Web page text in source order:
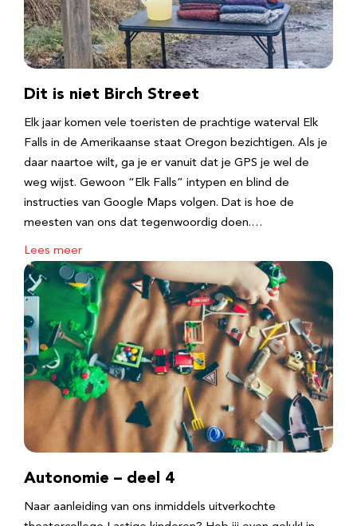
Dit is niet Birch Street
Elk jaar komen vele toeristen de prachtige waterval Elk
Falls in de Amerikaanse staat Oregon bezichtigen. Als je
daar naartoe wilt, ga je er vanuit dat je GPS je wel de
weg wijst. Gewoon “Elk Falls” intypen en blind de
instructies van Google Maps volgen. Dat is hoe de
meesten van ons dat tegenwoordig doen.…
Lees meer
Autonomie – deel 4
Naar aanleiding van ons inmiddels uitverkochte